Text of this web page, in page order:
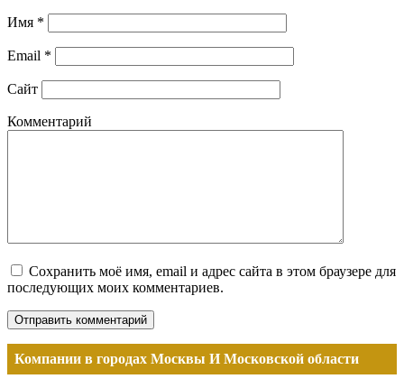
Имя *
Email *
Сайт
Комментарий
Сохранить моё имя, email и адрес сайта в этом браузере для
последующих моих комментариев.
Компании в городах Москвы И Московской области